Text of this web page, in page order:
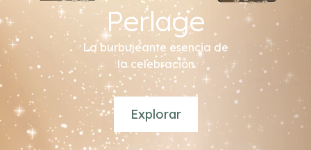
Perlage
La burbujeante esencia de
la celebración
Explorar